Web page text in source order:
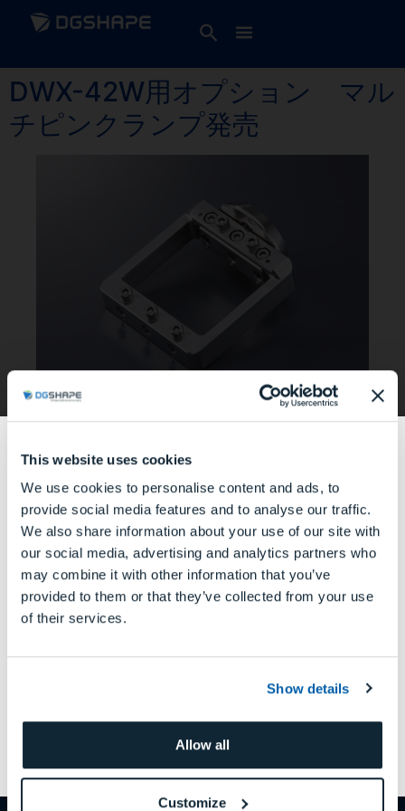
This website uses cookies
We use cookies to personalise content and ads, to
provide social media features and to analyse our traffic.
We also share information about your use of our site with
our social media, advertising and analytics partners who
may combine it with other information that you’ve
provided to them or that they’ve collected from your use
of their services.
Show details
Allow all
Customize
DWX-42W用オプション マル
チピンクランプ発売
45,000円（税別）
ん。
一般医療機器 歯科技工室設置型コンピュータ支援設計・製造ユニット
歯科用CAD/CAMマシン DWX-42W 医療機器届出番号
22B3X10006000061
製造販売元 ローランド ディー.ジー.株式会社 静岡県浜松市浜名区新都田
1-1-2
提供サイトではありません。
カスタマーサポート
歯科用ミリングマシンDWXシリーズと、DGSHAPE CLOUDのサポート
あなたは歯科医療関係者ですか？
はい
び歯科衛生士等の歯科医療関係者を対象にしたもの
であり、一般の方や国外の歯科医療関係者に対する
情報提供のサイトではありません。